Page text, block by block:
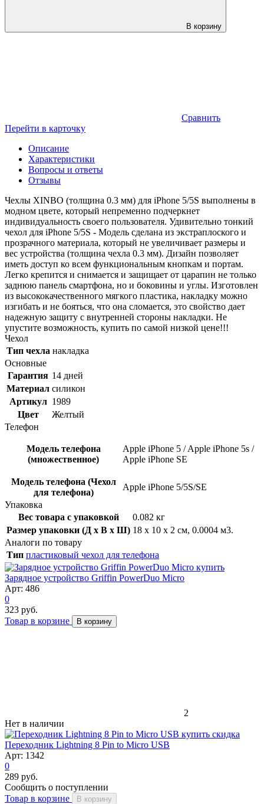
В корзину
Сравнить
Перейти в карточку
Описание
Характеристики
Вопросы и ответы
Отзывы
Чехлы XINBO (толщина 0.3 мм) для iPhone 5/5S выполнены в
модном цвете, который непременно подчеркнет
индивидуальность своего пользователя. Удивительно тонкий
чехол для iPhone 5/5S - Модель сделана из экстраплоского и
прозрачного материала, который не увеличивает размеры и
вес устройства (толщина чехла 0.3 мм). Дизайн позволяет
иметь доступ ко всем функциональным кнопкам и портам.
Легко крепится и снимается и защищает от царапин не только
заднюю панель смартфона, но и боковины и углы. Изготовлен
из высококачественного мягкого пластика, накладку можно
изгибать и не бояться, что она сломается, это свойство дает
надежную защиту с внутренней стороны накладки. Не
упустите возможность, купить по самой низкой цене!!!
Чехол
Тип чехла накладка
Основные
Гарантия 14 дней
Материал силикон
Артикул 1989
Цвет
Желтый
Телефон
Модель телефона
(множественное)
Apple iPhone 5 / Apple iPhone 5s /
Apple iPhone SE
Модель телефона (Чехол
для телефона)
Apple iPhone 5/5S/SE
Упаковка
Вес товара с упаковкой
0.082 кг
Размер упаковки (Д x В x Ш) 18 x 10 x 2 см, 0.0004 м3.
Аналоги по товару
Тип пластиковый чехол для телефона
Зарядное устройство Griffin PowerDuo Micro
Арт: 486
0
323 руб.
Товар в корзине
В корзину
2
Нет в наличии
скидка
Переходник Lightning 8 Pin to Micro USB
Арт: 1342
0
289 руб.
Сообщить о поступлении
Товар в корзине
В корзину